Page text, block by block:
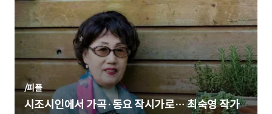
/피플
시조시인에서 가곡·동요 작시가로… 최숙영 작가